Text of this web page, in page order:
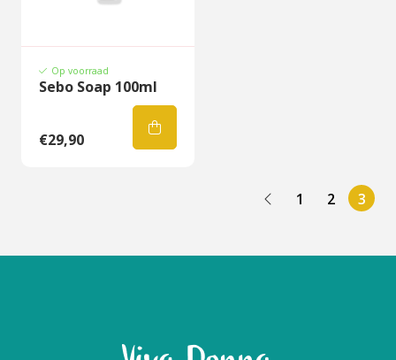
Op voorraad
Sebo Soap 100ml
€29,90
1 2 3